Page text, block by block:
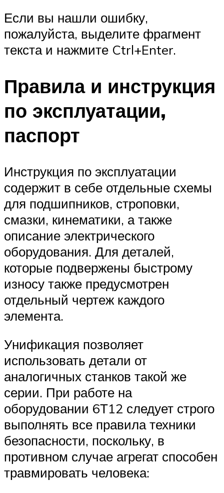
Если вы нашли ошибку,
пожалуйста, выделите фрагмент
текста и нажмите Ctrl+Enter.
Правила и инструкция
по эксплуатации,
паспорт
Инструкция по эксплуатации
содержит в себе отдельные схемы
для подшипников, строповки,
смазки, кинематики, а также
описание электрического
оборудования. Для деталей,
которые подвержены быстрому
износу также предусмотрен
отдельный чертеж каждого
элемента.
Унификация позволяет
использовать детали от
аналогичных станков такой же
серии. При работе на
оборудовании 6Т12 следует строго
выполнять все правила техники
безопасности, поскольку, в
противном случае агрегат способен
травмировать человека: